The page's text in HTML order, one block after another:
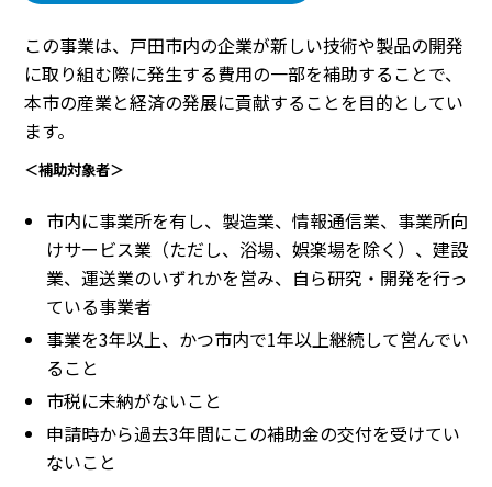
この事業は、戸田市内の企業が新しい技術や製品の開発
に取り組む際に発生する費用の一部を補助することで、
本市の産業と経済の発展に貢献することを目的としてい
ます。
＜補助対象者＞
市内に事業所を有し、製造業、情報通信業、事業所向
けサービス業（ただし、浴場、娯楽場を除く）、建設
業、運送業のいずれかを営み、自ら研究・開発を行っ
ている事業者
事業を3年以上、かつ市内で1年以上継続して営んでい
ること
市税に未納がないこと
申請時から過去3年間にこの補助金の交付を受けてい
ないこと